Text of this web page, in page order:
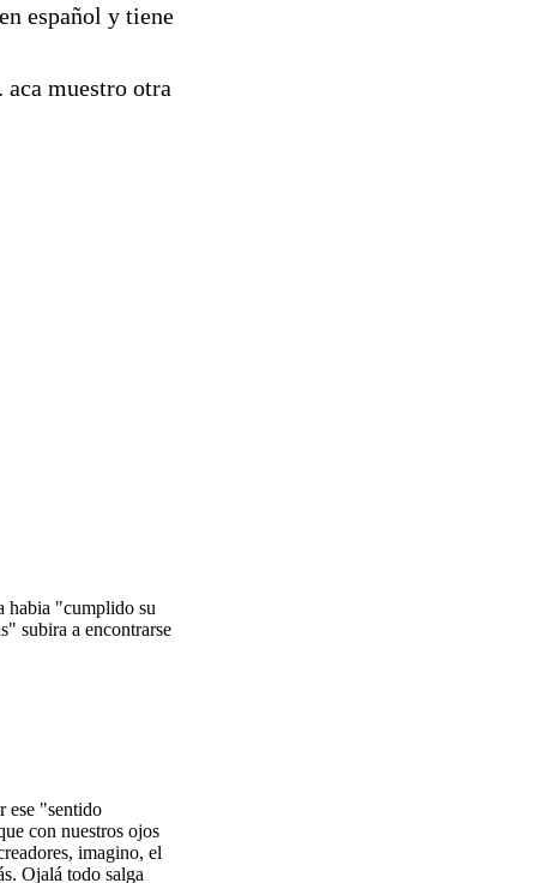
español y tiene
aca muestro otra
habia "cumplido su
subira a encontrarse
ese "sentido
con nuestros ojos
imagino, el
Ojalá todo salga